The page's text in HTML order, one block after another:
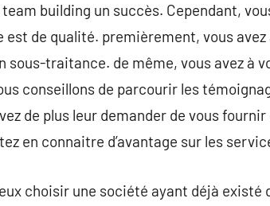
building un succès. Cependant,
est de qualité. premièrement, vous avez
sous-traitance. de même, vous avez à
conseillons de parcourir les
de plus leur demander de vous
en connaitre d’avantage sur les
choisir une société ayant déjà existé